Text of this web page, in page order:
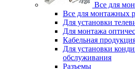
Все для
Все для монтажных
Для установки
Для монтажа
Кабельная
Для установки
обслуживания
Разъемы